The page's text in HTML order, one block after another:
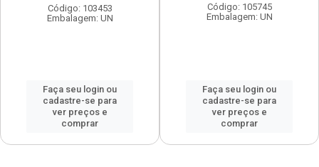
Código: 103453
Embalagem: UN
Faça seu login ou
cadastre-se para
ver preços e
comprar
Código: 105745
Embalagem: UN
Faça seu login ou
cadastre-se para
ver preços e
comprar